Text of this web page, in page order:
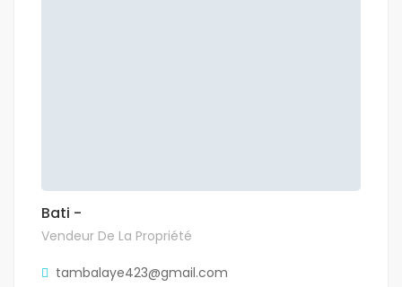
Bati -
Vendeur De La Propriété
tambalaye423@gmail.com